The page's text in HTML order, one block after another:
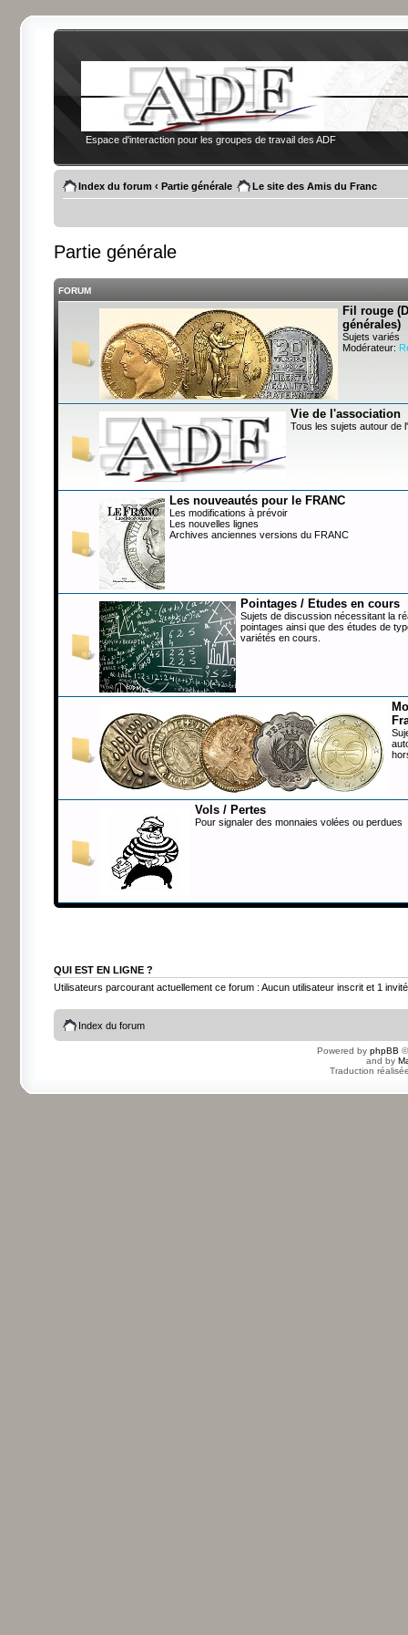
Espace d'interaction pour les groupes de travail des ADF
Index du forum ‹ Partie générale Le site des Amis du Franc
Partie générale
FORUM
Fil rouge
générales)
Sujets variés
Modérateur:
Vie de l'association
Tous les sujets autour de
Les nouveautés pour le FRANC
Les modifications à prévoir
Les nouvelles lignes
Archives anciennes versions du FRANC
Pointages / Etudes en cours
Sujets de discussion nécessitant la
pointages ainsi que des études de
variétés en cours.
Vols / Pertes
Pour signaler des monnaies volées ou perdues
QUI EST EN LIGNE ?
Utilisateurs parcourant actuellement ce forum : Aucun utilisateur inscrit et 1 invité
Index du forum
Powered by phpBB
and by
Traduction